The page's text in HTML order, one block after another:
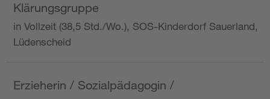
Klärungsgruppe
in Vollzeit (38,5 Std./Wo.), SOS-Kinderdorf Sauerland,
Lüdenscheid
Erzieherin / Sozialpädagogin /